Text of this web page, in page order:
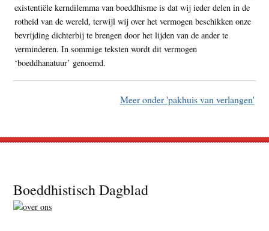
existentiële kerndilemma van boeddhisme is dat wij ieder delen in de
rotheid van de wereld, terwijl wij over het vermogen beschikken onze
bevrijding dichterbij te brengen door het lijden van de ander te
verminderen. In sommige teksten wordt dit vermogen
‘boeddhanatuur’ genoemd.
Meer onder 'pakhuis van verlangen'
Footer
Boeddhistisch Dagblad